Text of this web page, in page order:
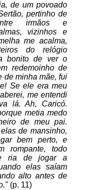
de um povoado
pertinho de
irmãos e
vizinhos e
me acalma,
do relógio
bonito de ver o
redemoinho de
de minha mãe, fui
Se ele era meu
me entendi
lá. Ah, Caricó.
metia medo
de meu pai.
de mansinho,
bem perto, e
rompante, todo
ria de jogar a
elas saíam
alto antes de
(p. 11)